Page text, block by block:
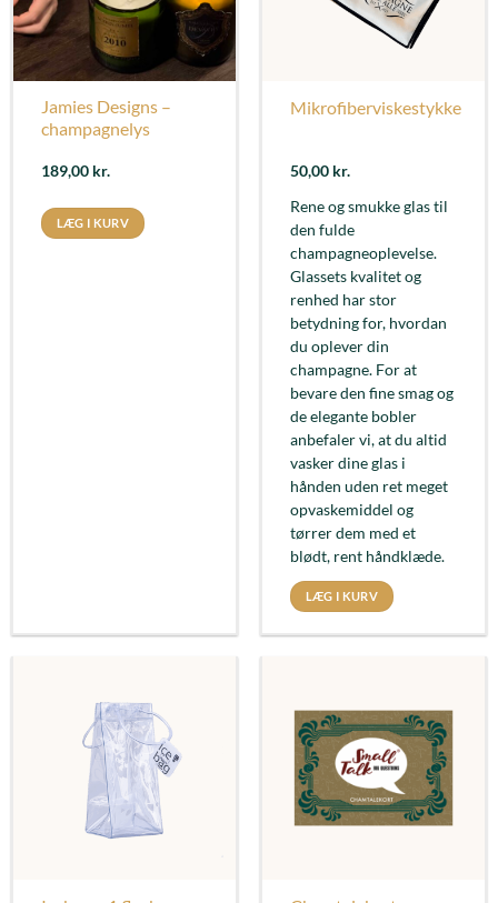
Jamies Designs –
champagnelys
189,00 kr.
LÆG I KURV
Mikrofiberviskestykke
50,00 kr.
Rene og smukke glas til
den fulde
champagneoplevelse.
Glassets kvalitet og
renhed har stor
betydning for, hvordan
du oplever din
champagne. For at
bevare den fine smag og
de elegante bobler
anbefaler vi, at du altid
vasker dine glas i
hånden uden ret meget
opvaskemiddel og
tørrer dem med et
blødt, rent håndklæde.
LÆG I KURV